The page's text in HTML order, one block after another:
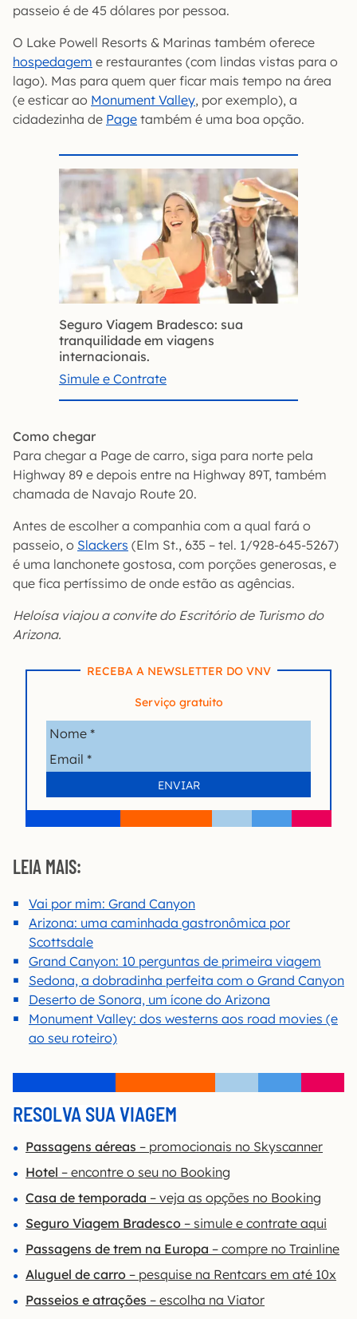
passeio é de 45 dólares por pessoa.
O Lake Powell Resorts & Marinas também oferece
hospedagem e restaurantes (com lindas vistas para o
lago). Mas para quem quer ficar mais tempo na área
(e esticar ao Monument Valley, por exemplo), a
cidadezinha de Page também é uma boa opção.
Seguro Viagem Bradesco: sua
tranquilidade em viagens
internacionais.
Simule e Contrate
Como chegar
Para chegar a Page de carro, siga para norte pela
Highway 89 e depois entre na Highway 89T, também
chamada de Navajo Route 20.
Antes de escolher a companhia com a qual fará o
passeio, o Slackers (Elm St., 635 – tel. 1/928-645-5267)
é uma lanchonete gostosa, com porções generosas, e
que fica pertíssimo de onde estão as agências.
Heloísa viajou a convite do Escritório de Turismo do
Arizona.
RECEBA A NEWSLETTER DO VNV
Serviço gratuito
LEIA MAIS:
Vai por mim: Grand Canyon
Arizona: uma caminhada gastronômica por
Scottsdale
Grand Canyon: 10 perguntas de primeira viagem
Sedona, a dobradinha perfeita com o Grand Canyon
Deserto de Sonora, um ícone do Arizona
Monument Valley: dos westerns aos road movies (e
ao seu roteiro)
RESOLVA SUA VIAGEM
Passagens aéreas – promocionais no Skyscanner
Hotel – encontre o seu no Booking
Casa de temporada – veja as opções no Booking
Seguro Viagem Bradesco – simule e contrate aqui
Passagens de trem na Europa – compre no Trainline
Aluguel de carro – pesquise na Rentcars em até 10x
Passeios e atrações – escolha na Viator